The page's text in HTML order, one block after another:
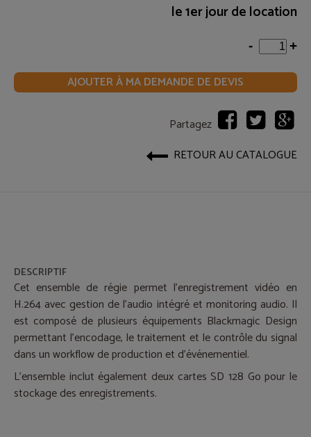
le 1er jour de location
- +
AJOUTER À MA DEMANDE DE DEVIS
Partagez
RETOUR AU CATALOGUE
DESCRIPTIF
Cet ensemble de régie permet l’enregistrement vidéo en
H.264 avec gestion de l’audio intégré et monitoring audio. Il
est composé de plusieurs équipements Blackmagic Design
permettant l’encodage, le traitement et le contrôle du signal
dans un workflow de production et d’événementiel.
L’ensemble inclut également deux cartes SD 128 Go pour le
stockage des enregistrements.